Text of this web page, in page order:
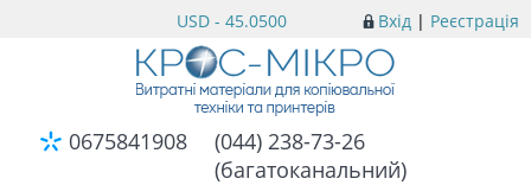
Вхід | Реєстрація
USD - 45.0500
0675841908
(044) 238-73-26
(багатоканальний)